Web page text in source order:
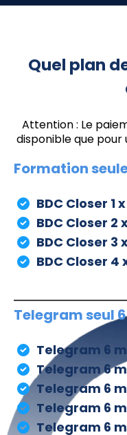
Quel plan
Attention : Le
disponible que pour
Formation
BDC Closer 1
BDC Closer 2
BDC Closer 3
BDC Closer 4
Telegram seul
Telegram 6
Telegram 6
Telegram 6
Telegram 6
Telegram 6